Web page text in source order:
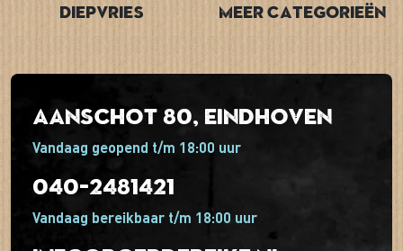
Diepvries Meer categorieën
Aanschot 80, Eindhoven
Vandaag geopend t/m 18:00 uur
040-2481421
Vandaag bereikbaar t/m 18:00 uur